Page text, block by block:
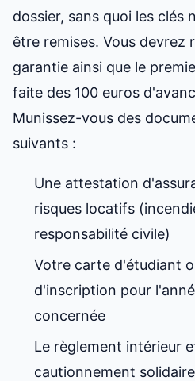
dossier, sans quoi les clés
être remises. Vous devrez
garantie ainsi que le
faite des 100 euros
Munissez-vous des
suivants :
Une attestation
risques locatifs
responsabilité civile)
Votre carte d'étudiant
d'inscription pour
concernée
Le règlement intérieur
cautionnement